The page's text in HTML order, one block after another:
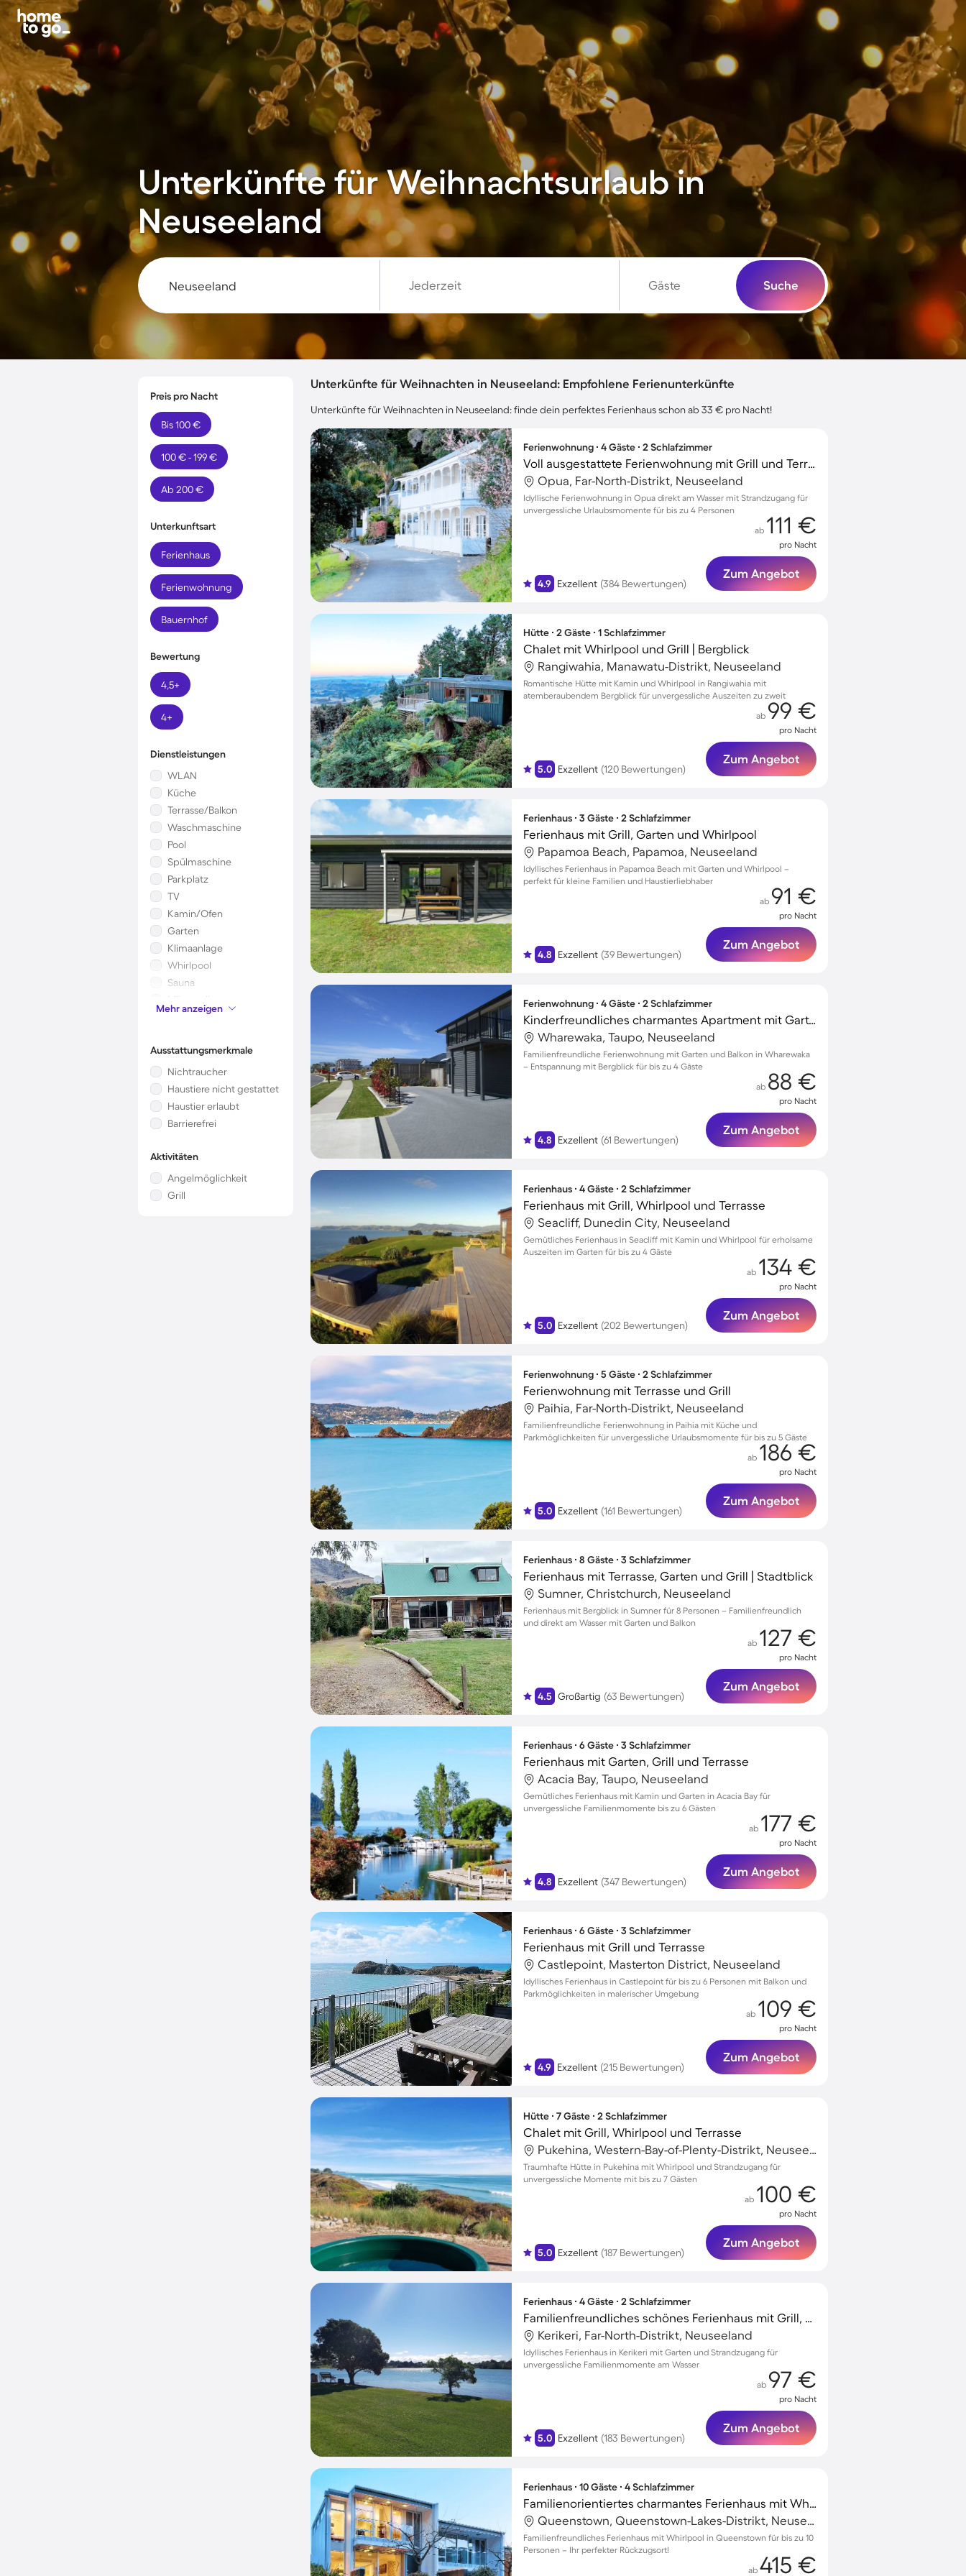
Unterkünfte für Weihnachtsurlaub in
Neuseeland
Jederzeit Gäste Suche
Preis pro Nacht
Bis 100 €
100 € - 199 €
Ab 200 €
Unterkunftsart
Ferienhaus
Ferienwohnung
Bauernhof
Bewertung
4,5+
4+
Dienstleistungen
WLAN
Küche
Terrasse/Balkon
Waschmaschine
Pool
Spülmaschine
Parkplatz
TV
Kamin/Ofen
Garten
Klimaanlage
Whirlpool
Sauna
Mikrowelle
Kinderbett
Mehr anzeigen
Ausstattungsmerkmale
Nichtraucher
Haustiere nicht gestattet
Haustier erlaubt
Barrierefrei
Aktivitäten
Angelmöglichkeit
Grill
Unterkünfte für Weihnachten in Neuseeland: Empfohlene Ferienunterkünfte
Unterkünfte für Weihnachten in Neuseeland: finde dein perfektes Ferienhaus schon ab 33 € pro Nacht!
Ferienwohnung ∙ 4 Gäste ∙ 2 Schlafzimmer
Voll ausgestattete Ferienwohnung mit Grill und Terrasse
Opua, Far-North-Distrikt, Neuseeland
Idyllische Ferienwohnung in Opua direkt am Wasser mit Strandzugang für
unvergessliche Urlaubsmomente für bis zu 4 Personen
4.9 Exzellent (384 Bewertungen)
ab 111 €
pro Nacht
Zum Angebot
Hütte ∙ 2 Gäste ∙ 1 Schlafzimmer
Chalet mit Whirlpool und Grill | Bergblick
Rangiwahia, Manawatu-Distrikt, Neuseeland
Romantische Hütte mit Kamin und Whirlpool in Rangiwahia mit
atemberaubendem Bergblick für unvergessliche Auszeiten zu zweit
5.0 Exzellent (120 Bewertungen)
ab 99 €
pro Nacht
Zum Angebot
Ferienhaus ∙ 3 Gäste ∙ 2 Schlafzimmer
Ferienhaus mit Grill, Garten und Whirlpool
Papamoa Beach, Papamoa, Neuseeland
Idyllisches Ferienhaus in Papamoa Beach mit Garten und Whirlpool –
perfekt für kleine Familien und Haustierliebhaber
4.8 Exzellent (39 Bewertungen)
ab 91 €
pro Nacht
Zum Angebot
Ferienwohnung ∙ 4 Gäste ∙ 2 Schlafzimmer
Kinderfreundliches charmantes Apartment mit Garten und Terrasse | Bergblick | Ideal für Homeoffice
Wharewaka, Taupo, Neuseeland
Familienfreundliche Ferienwohnung mit Garten und Balkon in Wharewaka
– Entspannung mit Bergblick für bis zu 4 Gäste
4.8 Exzellent (61 Bewertungen)
ab 88 €
pro Nacht
Zum Angebot
Ferienhaus ∙ 4 Gäste ∙ 2 Schlafzimmer
Ferienhaus mit Grill, Whirlpool und Terrasse
Seacliff, Dunedin City, Neuseeland
Gemütliches Ferienhaus in Seacliff mit Kamin und Whirlpool für erholsame
Auszeiten im Garten für bis zu 4 Gäste
5.0 Exzellent (202 Bewertungen)
ab 134 €
pro Nacht
Zum Angebot
Ferienwohnung ∙ 5 Gäste ∙ 2 Schlafzimmer
Ferienwohnung mit Terrasse und Grill
Paihia, Far-North-Distrikt, Neuseeland
Familienfreundliche Ferienwohnung in Paihia mit Küche und
Parkmöglichkeiten für unvergessliche Urlaubsmomente für bis zu 5 Gäste
5.0 Exzellent (161 Bewertungen)
ab 186 €
pro Nacht
Zum Angebot
Ferienhaus ∙ 8 Gäste ∙ 3 Schlafzimmer
Ferienhaus mit Terrasse, Garten und Grill | Stadtblick
Sumner, Christchurch, Neuseeland
Ferienhaus mit Bergblick in Sumner für 8 Personen – Familienfreundlich
und direkt am Wasser mit Garten und Balkon
4.5 Großartig (63 Bewertungen)
ab 127 €
pro Nacht
Zum Angebot
Ferienhaus ∙ 6 Gäste ∙ 3 Schlafzimmer
Ferienhaus mit Garten, Grill und Terrasse
Acacia Bay, Taupo, Neuseeland
Gemütliches Ferienhaus mit Kamin und Garten in Acacia Bay für
unvergessliche Familienmomente bis zu 6 Gästen
4.8 Exzellent (347 Bewertungen)
ab 177 €
pro Nacht
Zum Angebot
Ferienhaus ∙ 6 Gäste ∙ 3 Schlafzimmer
Ferienhaus mit Grill und Terrasse
Castlepoint, Masterton District, Neuseeland
Idyllisches Ferienhaus in Castlepoint für bis zu 6 Personen mit Balkon und
Parkmöglichkeiten in malerischer Umgebung
4.9 Exzellent (215 Bewertungen)
ab 109 €
pro Nacht
Zum Angebot
Hütte ∙ 7 Gäste ∙ 2 Schlafzimmer
Chalet mit Grill, Whirlpool und Terrasse
Pukehina, Western-Bay-of-Plenty-Distrikt, Neuseeland
Traumhafte Hütte in Pukehina mit Whirlpool und Strandzugang für
unvergessliche Momente mit bis zu 7 Gästen
5.0 Exzellent (187 Bewertungen)
ab 100 €
pro Nacht
Zum Angebot
Ferienhaus ∙ 4 Gäste ∙ 2 Schlafzimmer
Familienfreundliches schönes Ferienhaus mit Grill, Garten und Terrasse | Naturblick | Ideal für Homeoffice
Kerikeri, Far-North-Distrikt, Neuseeland
Idyllisches Ferienhaus in Kerikeri mit Garten und Strandzugang für
unvergessliche Familienmomente am Wasser
5.0 Exzellent (183 Bewertungen)
ab 97 €
pro Nacht
Zum Angebot
Ferienhaus ∙ 10 Gäste ∙ 4 Schlafzimmer
Familienorientiertes charmantes Ferienhaus mit Whirlpool, Grill und Terrasse | Strand in der Nähe | Perfekt für die Arbeit von Zuhause
Queenstown, Queenstown-Lakes-Distrikt, Neuseeland
Familienfreundliches Ferienhaus mit Whirlpool in Queenstown für bis zu 10
Personen – Ihr perfekter Rückzugsort!
ab 415 €